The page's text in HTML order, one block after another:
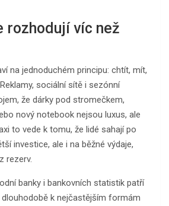
rozhodují víc než
na jednoduchém principu: chtít, mít,
sociální sítě i sezónní
že dárky pod stromečkem,
nový notebook nejsou luxus, ale
to vede k tomu, že lidé sahají po
investice, ale i na běžné výdaje,
rezerv.
banky i bankovních statistik patří
k nejčastějším formám